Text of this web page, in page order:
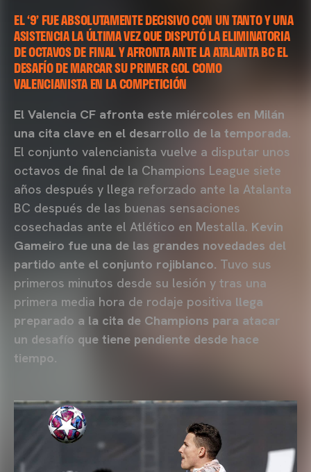
EL ‘9’ FUE ABSOLUTAMENTE DECISIVO CON UN TANTO Y UNA
ASISTENCIA LA ÚLTIMA VEZ QUE DISPUTÓ LA ELIMINATORIA
DE OCTAVOS DE FINAL Y AFRONTA ANTE LA ATALANTA BC EL
DESAFÍO DE MARCAR SU PRIMER GOL COMO
VALENCIANISTA EN LA COMPETICIÓN
El Valencia CF afronta este miércoles en Milán
una cita clave en el desarrollo de la temporada.
El conjunto valencianista vuelve a disputar unos
octavos de final de la Champions League siete
años después y llega reforzado ante la Atalanta
BC después de las buenas sensaciones
cosechadas ante el Atlético en Mestalla. Kevin
Gameiro fue una de las grandes novedades del
partido ante el conjunto rojiblanco. Tuvo sus
primeros minutos desde su lesión y tras una
primera media hora de rodaje positiva llega
preparado a la cita de Champions para atacar
un desafío que tiene pendiente desde hace
tiempo.